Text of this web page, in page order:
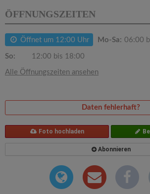
ÖFFNUNGSZEITEN
Öffnet um 12:00 Uhr Mo-Sa: 06:00
So: 12:00 bis 18:00
Alle Öffnungszeiten ansehen
Daten fehlerhaft?
Foto hochladen
Abonnieren
a
n